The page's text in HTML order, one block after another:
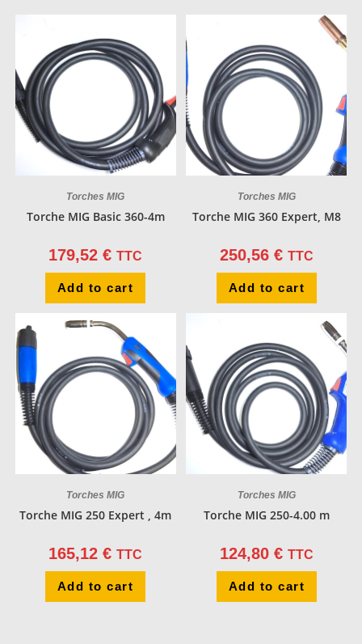
Torches MIG
Torche MIG Basic 360-4m
179,52€ TTC
Add to cart
Torches MIG
Torche MIG 360 Expert, M8
250,56 € TTC
Add to cart
Torches MIG
Torche MIG 250 Expert , 4m
165,12€ TTC
Add to cart
Torches MIG
Torche MIG 250-4.00 m
124,80 € TTC
Add to cart